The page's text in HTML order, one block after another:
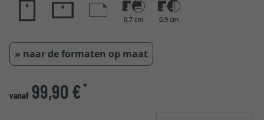
0,7 cm 0,9 cm
» naar de formaten op maat
vanaf 99,90 €*